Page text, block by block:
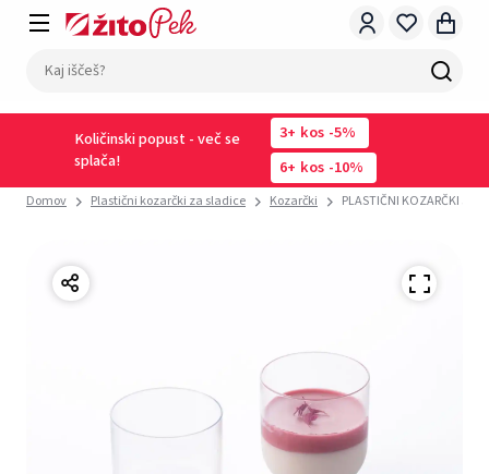
Količinski popust - več se
splača!
3 kos -5%
6
kos -10%
Domov Plastični kozarčki za sladice Kozarčki PLASTIČNI KOZARČKI